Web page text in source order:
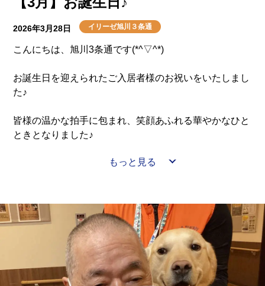
・10日(金) 「伊藤 咲子 さん」
・20日(月) 「夏樹 陽子 さん」
◆◇◆◇◆◇◆◇◆◇◆◇◆◇◆◇◆◇◆◇◆
参加は自由です。参加費につきましては変動がある場合
がございますので予めご了承ください。宜しくお願い致
2026年3月28日 イリーゼ旭川３条通
こんにちは、旭川3条通です(*^▽^*)
お誕生日を迎えられたご入居者様のお祝いをいたしまし
た♪
皆様の温かな拍手に包まれ、笑顔あふれる華やかなひと
ときとなりました♪
主役のご入居者様も嬉しそうなご様子で、和やかな空気
大切なお誕生日を皆様と一緒にお祝いできたことを、職
員一同とても嬉しく思っております♪
これからも毎日が笑顔とぬくもりに満ちた日々となりま
すよう、心を込めてお手伝いしてまいります(#^^#)
もっと見る